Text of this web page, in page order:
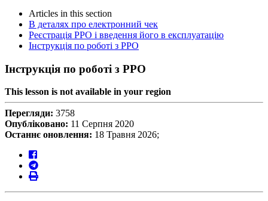
Articles in this section
В деталях про електронний чек
Реєстрація РРО і введення його в експлуатацію
Інструкція по роботі з РРО
Інструкція по роботі з РРО
This lesson is not available in your region
Перегляди: 3758
Опубліковано: 11 Серпня 2020
Останнє оновлення: 18 Травня 2026;